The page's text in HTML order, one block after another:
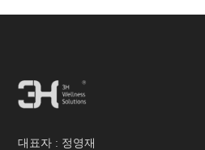
대표자 : 정영재